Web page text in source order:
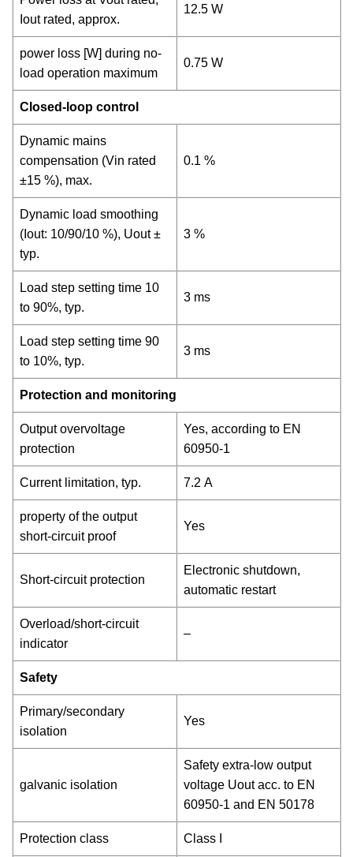
Iout rated, approx.
12.5 W
power loss [W] during no-
load operation maximum
0.75 W
Closed-loop control
Dynamic mains
compensation (Vin rated
±15 %), max.
0.1 %
Dynamic load smoothing
(Iout: 10/90/10 %), Uout ±
typ.
3 %
Load step setting time 10
to 90%, typ.
3 ms
Load step setting time 90
to 10%, typ.
3 ms
Protection and monitoring
Output overvoltage
protection
Yes, according to EN
60950-1
Current limitation, typ. 7.2 A
property of the output
short-circuit proof
Yes
Short-circuit protection
Electronic shutdown,
automatic restart
Overload/short-circuit
indicator
–
Safety
Primary/secondary
isolation
Yes
galvanic isolation
Safety extra-low output
voltage Uout acc. to EN
60950-1 and EN 50178
Protection class Class I